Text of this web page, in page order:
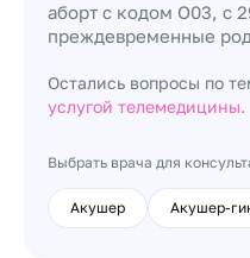
аборт с кодом О03, с
преждевременные
Остались вопросы по
услугой телемедицины.
Выбрать врача для
Акушер Акушер-